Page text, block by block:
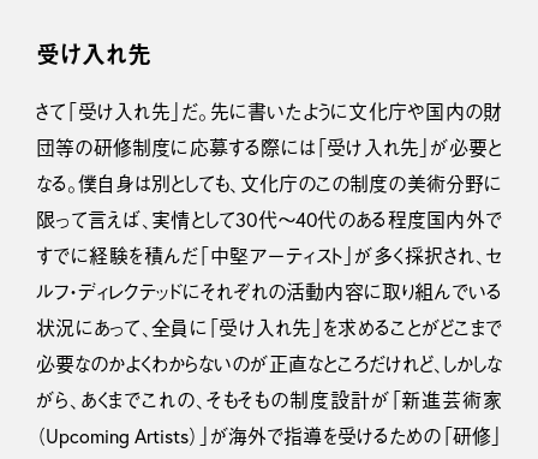
受け入れ先
さて「受け入れ先」だ。先に書いたように文化庁や国内の財
団等の研修制度に応募する際には「受け入れ先」が必要と
なる。僕自身は別としても、文化庁のこの制度の美術分野に
限って言えば、実情として30代～40代のある程度国内外で
すでに経験を積んだ「中堅アーティスト」が多く採択され、セ
ルフ・ディレクテッドにそれぞれの活動内容に取り組んでいる
状況にあって、全員に「受け入れ先」を求めることがどこまで
必要なのかよくわからないのが正直なところだけれど、しかしな
がら、あくまでこれの、そもそもの制度設計が「新進芸術家
（Upcoming Artists）」が海外で指導を受けるための「研修」